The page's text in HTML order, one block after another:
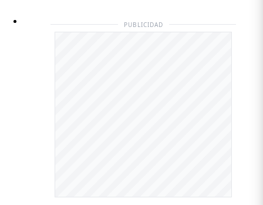
PUBLICIDAD